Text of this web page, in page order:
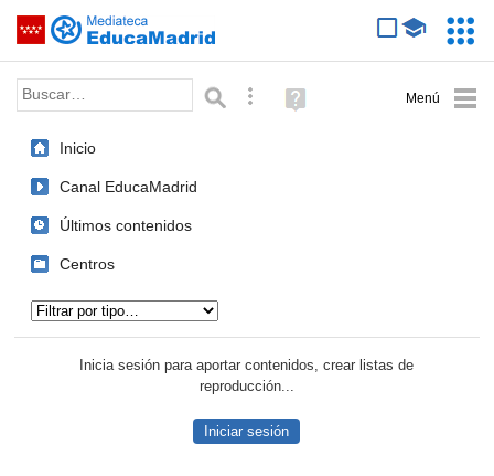
Saltar navegación
Palabra o frase: Búsqueda avanzada
Ayuda
(en
Inicio
Canal EducaMadrid
Últimos contenidos
Centros
Inicia sesión para aportar contenidos, crear listas de
reproducción...
Iniciar sesión